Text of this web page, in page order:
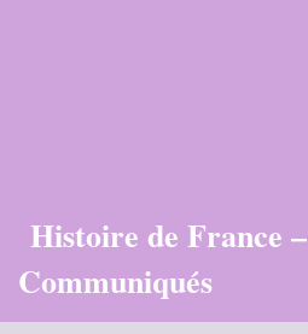
Histoire de France –
Communiqués